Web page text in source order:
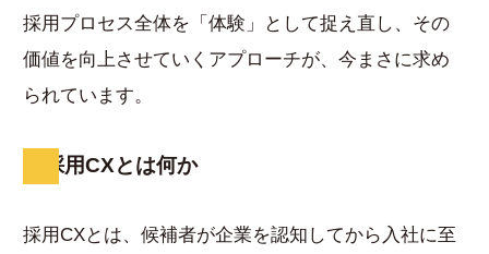
採用プロセス全体を「体験」として捉え直し、その
価値を向上させていくアプローチが、今まさに求め
られています。
採用CXとは何か
採用CXとは、候補者が企業を認知してから入社に至